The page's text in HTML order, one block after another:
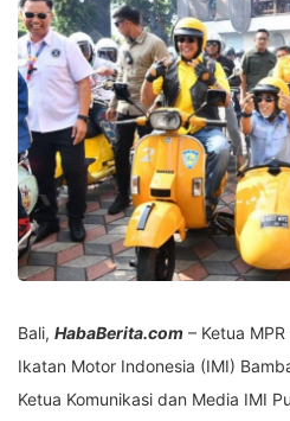
Bali, HabaBerita.com – Ketua
Ikatan Motor Indonesia (IMI)
Ketua Komunikasi dan Media IMI